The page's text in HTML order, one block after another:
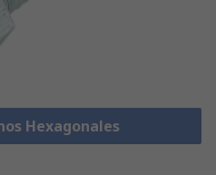
Hexagonales